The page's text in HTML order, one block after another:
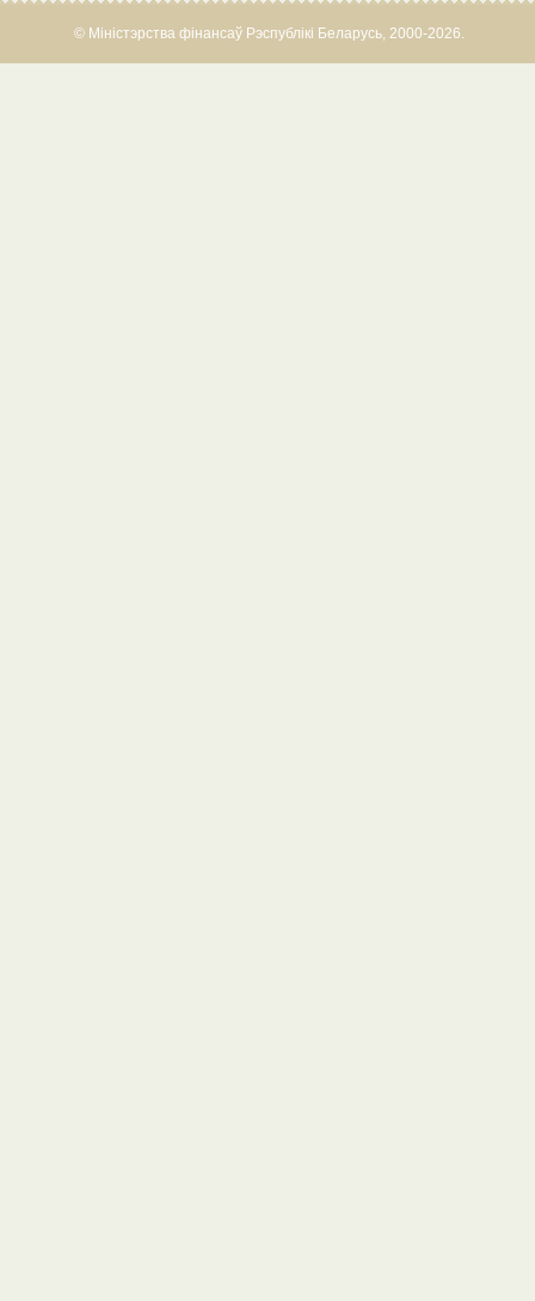
© Міністэрства фінансаў Рэспублікі Беларусь, 2000-2026.